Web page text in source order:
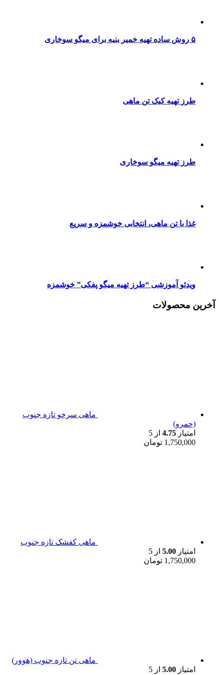
۵ روش ساده تهیه خمیر بنیه برای میگو سوخاری
طرز تهیه کیک تن ماهی
طرز تهیه میگو سوخاری
غذا با تن ماهی، انتخابی خوشمزه و سریع
ویدئو آموزشی “طرز تهیه میگو پفکی” خوشمزه
آخرین محصولات
ماهی سرخو تازه جنوب
(حمرو)
امتیاز 4.75 از 5
1,750,000 تومان
ماهی کفشک تازه جنوب
امتیاز 5.00 از 5
1,750,000 تومان
ماهی تن تازه جنوب (هوور)
امتیاز 5.00 از 5